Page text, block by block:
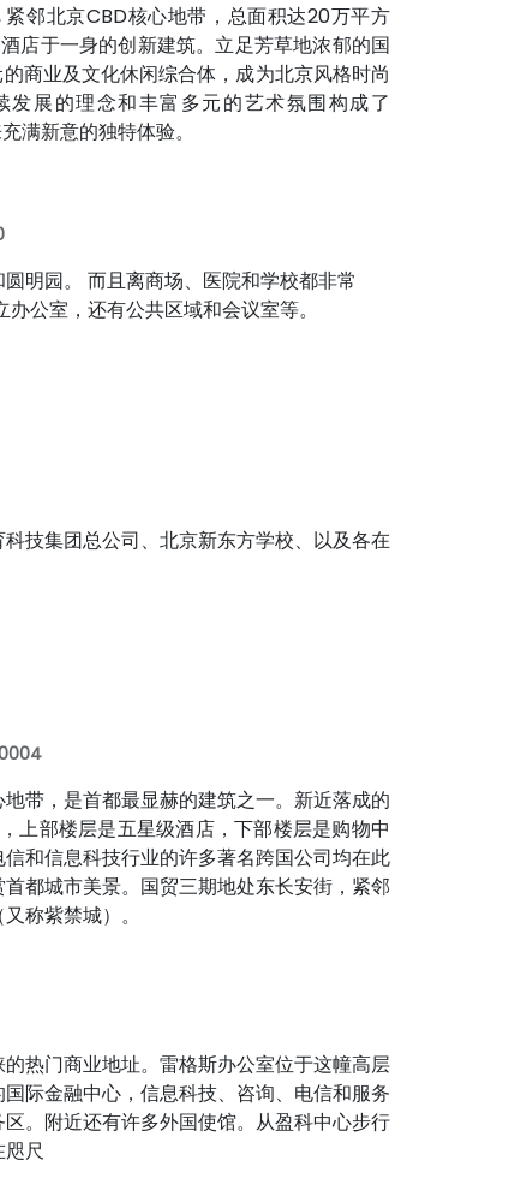
邻北京CBD核心地带，总面积达20万平方
店于一身的创新建筑。立足芳草地浓郁的国
商业及文化休闲综合体，成为北京风格时尚
展的理念和丰富多元的艺术氛围构成了
满新意的独特体验。
明园。 而且离商场、医院和学校都非常
公室，还有公共区域和会议室等。
技集团总公司、北京新东方学校、以及各在
带，是首都最显赫的建筑之一。新近落成的
上部楼层是五星级酒店，下部楼层是购物中
和信息科技行业的许多著名跨国公司均在此
都城市美景。国贸三期地处东长安街，紧邻
称紫禁城）。
热门商业地址。雷格斯办公室位于这幢高层
际金融中心，信息科技、咨询、电信和服务
。附近还有许多外国使馆。从盈科中心步行
尺